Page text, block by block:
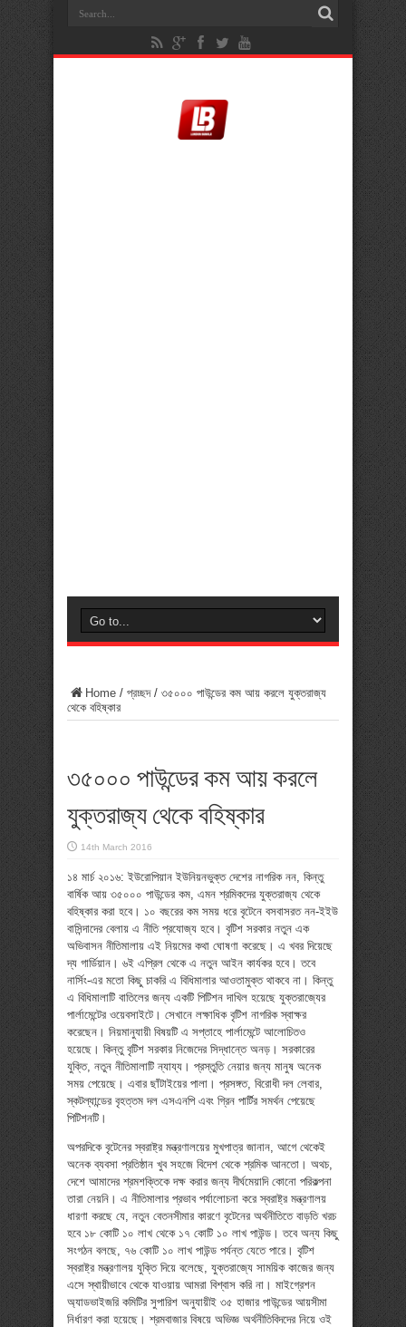
Home / প্রচ্ছদ/ ৩৫০০০ পাউন্ডের কম আয় করলে যুক্তরাজ্য
থেকে বহিষ্কার
৩৫০০০ পাউন্ডের কম আয় করলে
যুক্তরাজ্য থেকে বহিষ্কার
14th March 2016
১৪ মার্চ ২০১৬: ইউরোপিয়ান ইউনিয়নভুক্ত দেশের নাগরিক নন, কিন্তু
বার্ষিক আয় ৩৫০০০ পাউন্ডের কম, এমন শ্রমিকদের যুক্তরাজ্য থেকে
বহিষ্কার করা হবে। ১০ বছরের কম সময় ধরে বৃটেনে বসবাসরত নন-ইইউ
বাসিন্দাদের বেলায় এ নীতি প্রযোজ্য হবে। বৃটিশ সরকার নতুন এক
অভিবাসন নীতিমালায় এই নিয়মের কথা ঘোষণা করেছে। এ খবর দিয়েছে
দ্য গার্ডিয়ান। ৬ই এপ্রিল থেকে এ নতুন আইন কার্যকর হবে। তবে
নার্সিং-এর মতো কিছু চাকরি এ বিধিমালার আওতামুক্ত থাকবে না। কিন্তু
এ বিধিমালাটি বাতিলের জন্য একটি পিটিশন দাখিল হয়েছে যুক্তরাজ্যের
পার্লামেন্টের ওয়েবসাইটে। সেখানে লক্ষাধিক বৃটিশ নাগরিক স্বাক্ষর
করেছেন। নিয়মানুযায়ী বিষয়টি এ সপ্তাহে পার্লামেন্টে আলোচিতও
হয়েছে। কিন্তু বৃটিশ সরকার নিজেদের সিদ্ধান্তে অনড়। সরকারের
যুক্তি, নতুন নীতিমালাটি ন্যায্য। প্রস্তুতি নেয়ার জন্য মানুষ অনেক
সময় পেয়েছে। এবার ছাঁটাইয়ের পালা। প্রসঙ্গত, বিরোধী দল লেবার,
স্কটল্যান্ডের বৃহত্তম দল এসএনপি এবং গ্রিন পার্টির সমর্থন পেয়েছে
পিটিশনটি।
অপরদিকে বৃটেনের স্বরাষ্ট্র মন্ত্রণালয়ের মুখপাত্র জানান, আগে থেকেই
অনেক ব্যবসা প্রতিষ্ঠান খুব সহজে বিদেশ থেকে শ্রমিক আনতো। অথচ,
দেশে আমাদের শ্রমশক্তিকে দক্ষ করার জন্য দীর্ঘমেয়াদি কোনো পরিকল্পনা
তারা নেয়নি। এ নীতিমালার প্রভাব পর্যালোচনা করে স্বরাষ্ট্র মন্ত্রণালয়
ধারণা করছে যে, নতুন বেতনসীমার কারণে বৃটেনের অর্থনীতিতে বাড়তি খরচ
হবে ১৮ কোটি ১০ লাখ থেকে ১৭ কোটি ১০ লাখ পাউন্ড। তবে অন্য কিছু
সংগঠন বলছে, ৭৬ কোটি ১০ লাখ পাউন্ড পর্যন্ত যেতে পারে। বৃটিশ
স্বরাষ্ট্র মন্ত্রণালয় যুক্তি দিয়ে বলেছে, যুক্তরাজ্যে সাময়িক কাজের জন্য
এসে স্থায়ীভাবে থেকে যাওয়ায় আমরা বিশ্বাস করি না। মাইগ্রেশন
অ্যাডভাইজরি কমিটির সুপারিশ অনুযায়ীই ৩৫ হাজার পাউন্ডের আয়সীমা
নির্ধারণ করা হয়েছে। শ্রমবাজার বিষয়ে অভিজ্ঞ অর্থনীতিবিদদের নিয়ে ওই